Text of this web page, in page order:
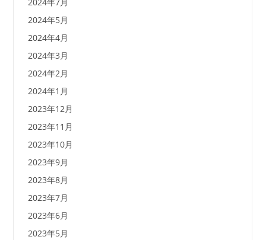
2024年5月
2024年4月
2024年3月
2024年2月
2024年1月
2023年12月
2023年11月
2023年10月
2023年9月
2023年8月
2023年7月
2023年6月
2023年5月